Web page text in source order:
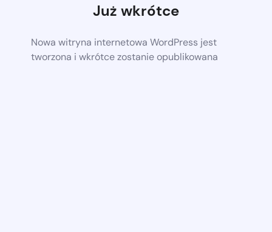
Już wkrótce
Nowa witryna internetowa WordPress jest
tworzona i wkrótce zostanie opublikowana